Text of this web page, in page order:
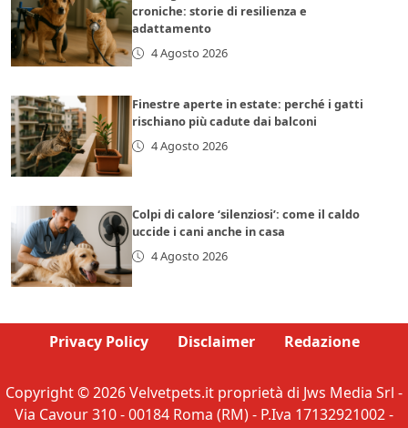
croniche: storie di resilienza e
adattamento
4 Agosto 2026
Finestre aperte in estate: perché i gatti
rischiano più cadute dai balconi
4 Agosto 2026
Colpi di calore ‘silenziosi’: come il caldo
uccide i cani anche in casa
4 Agosto 2026
Privacy Policy Disclaimer Redazione
Copyright © 2026 Velvetpets.it proprietà di Jws Media Srl -
Via Cavour 310 - 00184 Roma (RM) - P.Iva 17132921002 -